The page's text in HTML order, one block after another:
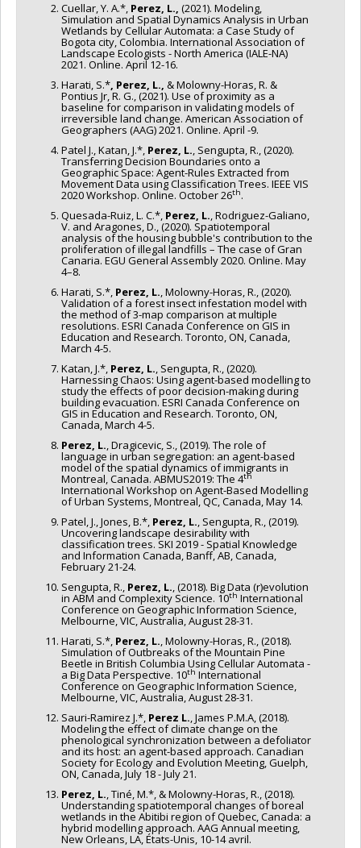
Cuellar, Y. A.*, Perez, L., (2021). Modeling,
Simulation and Spatial Dynamics Analysis in Urban
Wetlands by Cellular Automata: a Case Study of
Bogota city, Colombia. International Association of
Landscape Ecologists - North America (IALE-NA)
2021. Online. April 12-16.
Harati, S.*, Perez, L., & Molowny-Horas, R. &
Pontius Jr, R. G., (2021). Use of proximity as a
baseline for comparison in validating models of
irreversible land change. American Association of
Geographers (AAG) 2021. Online. April -9.
Patel J., Katan, J.*, Perez, L., Sengupta, R., (2020).
Transferring Decision Boundaries onto a
Geographic Space: Agent-Rules Extracted from
Movement Data using Classification Trees. IEEE VIS
2020 Workshop. Online. October 26th.
Quesada-Ruiz, L. C.*, Perez, L., Rodriguez-Galiano,
V. and Aragones, D., (2020). Spatiotemporal
analysis of the housing bubble's contribution to the
proliferation of illegal landfills – The case of Gran
Canaria. EGU General Assembly 2020. Online. May
4–8.
Harati, S.*, Perez, L., Molowny-Horas, R., (2020).
Validation of a forest insect infestation model with
the method of 3-map comparison at multiple
resolutions. ESRI Canada Conference on GIS in
Education and Research. Toronto, ON, Canada,
March 4-5.
Katan, J.*, Perez, L., Sengupta, R., (2020).
Harnessing Chaos: Using agent-based modelling to
study the effects of poor decision-making during
building evacuation. ESRI Canada Conference on
GIS in Education and Research. Toronto, ON,
Canada, March 4-5.
Perez, L., Dragicevic, S., (2019). The role of
language in urban segregation: an agent-based
model of the spatial dynamics of immigrants in
Montreal, Canada. ABMUS2019: The 4th
International Workshop on Agent-Based Modelling
of Urban Systems, Montreal, QC, Canada, May 14.
Patel, J., Jones, B.*, Perez, L., Sengupta, R., (2019).
Uncovering landscape desirability with
classification trees. SKI 2019 - Spatial Knowledge
and Information Canada, Banff, AB, Canada,
February 21-24.
Sengupta, R., Perez, L., (2018). Big Data (r)evolution
in ABM and Complexity Science. 10th International
Conference on Geographic Information Science,
Melbourne, VIC, Australia, August 28-31.
Harati, S.*, Perez, L., Molowny-Horas, R., (2018).
Simulation of Outbreaks of the Mountain Pine
Beetle in British Columbia Using Cellular Automata -
a Big Data Perspective. 10th International
Conference on Geographic Information Science,
Melbourne, VIC, Australia, August 28-31.
Sauri-Ramirez J.*, Perez L., James P.M.A, (2018).
Modeling the effect of climate change on the
phenological synchronization between a defoliator
and its host: an agent-based approach. Canadian
Society for Ecology and Evolution Meeting, Guelph,
ON, Canada, July 18 - July 21.
Perez, L., Tiné, M.*, & Molowny-Horas, R., (2018).
Understanding spatiotemporal changes of boreal
wetlands in the Abitibi region of Quebec, Canada: a
hybrid modelling approach. AAG Annual meeting,
New Orleans, LA, États-Unis, 10-14 avril.